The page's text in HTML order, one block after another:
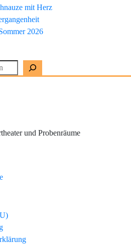
mit Herz
2026
und Probenräume